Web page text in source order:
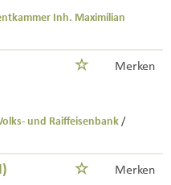
Inh. Maximilian
Merken
und Raiffeisenbank /
Merken